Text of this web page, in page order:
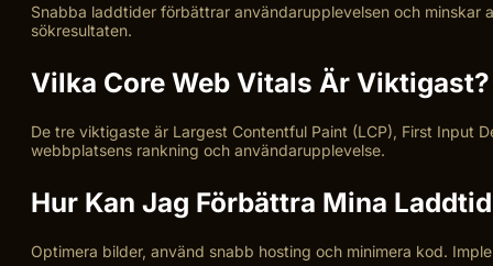
Snabba laddtider förbättrar användarupplevelsen och minskar
sökresultaten.
Vilka Core Web Vitals Är Viktigast?
De tre viktigaste är Largest Contentful Paint (LCP), First Input
webbplatsens rankning och användarupplevelse.
Hur Kan Jag Förbättra Mina
Optimera bilder, använd snabb hosting och minimera kod.